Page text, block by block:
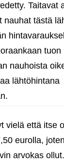
Taitavat
nauhat tästä
tuon
nauhoista
lähtöhintana
vielä että itse
eurolla,
arvokas